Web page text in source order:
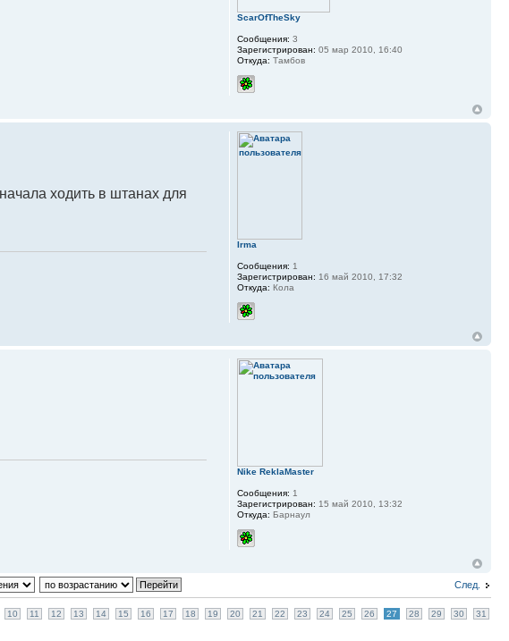
ScarOfTheSky
Сообщения: 3
Зарегистрирован: 05 мар 2010, 16:40
Откуда: Тамбов
ходить в штанах для
Irma
Сообщения: 1
Зарегистрирован: 16 май 2010, 17:32
Откуда: Кола
Nike ReklaMaster
Сообщения: 1
Зарегистрирован: 15 май 2010, 13:32
Откуда: Барнаул
След.
10 11 12 13 14 15 16 17 18 19 20 21 22 23 24 25 26 27 28 29 30 31